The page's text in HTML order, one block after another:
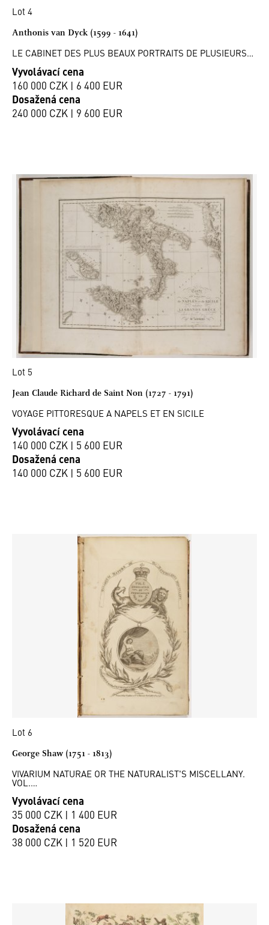
Lot 4
Anthonis van Dyck (1599 - 1641)
LE CABINET DES PLUS BEAUX PORTRAITS DE PLUSIEURS…
Vyvolávací cena
160 000 CZK | 6 400 EUR
Dosažená cena
240 000 CZK | 9 600 EUR
Lot 5
Jean Claude Richard de Saint Non (1727 - 1791)
VOYAGE PITTORESQUE A NAPELS ET EN SICILE
Vyvolávací cena
140 000 CZK | 5 600 EUR
Dosažená cena
140 000 CZK | 5 600 EUR
Lot 6
George Shaw (1751 - 1813)
VIVARIUM NATURAE OR THE NATURALIST'S MISCELLANY.
VOL.…
Vyvolávací cena
35 000 CZK | 1 400 EUR
Dosažená cena
38 000 CZK | 1 520 EUR